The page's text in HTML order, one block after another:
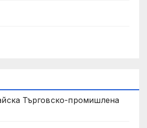
Търговско-промишлена